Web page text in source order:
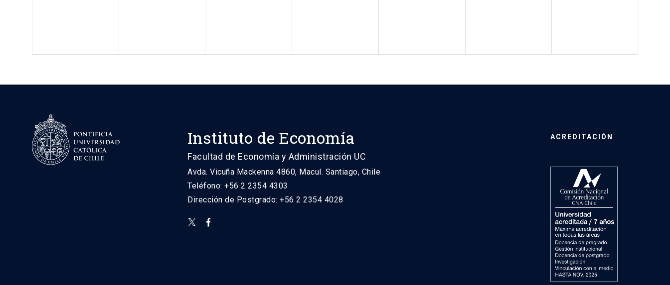
Instituto de Economía
Facultad de Economía y Administración UC
Avda. Vicuña Mackenna 4860, Macul. Santiago, Chile
Teléfono: +56 2 2354 4303
Dirección de Postgrado: +56 2 2354 4028
ACREDITACIÓN